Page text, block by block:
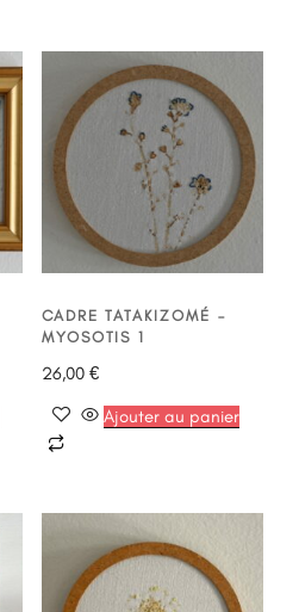
CADRE TATAKIZOMÉ –
MYOSOTIS 1
26,00 €
Ajouter au panier